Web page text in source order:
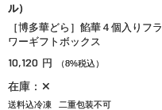
ル）
［博多華どら］餡華４個入りフラ
ワーギフトボックス
10,120 円 （8%税込）
在庫：✕
送料込冷凍 二重包装不可